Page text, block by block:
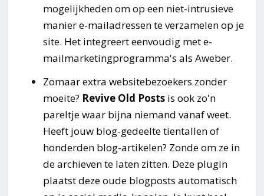
mogelijkheden om op een niet-intrusieve
manier e-mailadressen te verzamelen op je
site. Het integreert eenvoudig met e-
mailmarketingprogramma's als Aweber.
Zomaar extra websitebezoekers zonder
moeite? Revive Old Posts is ook zo'n
pareltje waar bijna niemand vanaf weet.
Heeft jouw blog-gedeelte tientallen of
honderden blog-artikelen? Zonde om ze in
de archieven te laten zitten. Deze plugin
plaatst deze oude blogposts automatisch